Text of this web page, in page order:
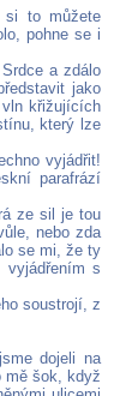
si to můžete
pohne se i
a zdálo
jako
křižujících
který lze
vyjádřit!
parafrází
ze sil je tou
nebo zda
se mi, že ty
vyjádřením s
soustrojí, z
dojeli na
mě šok, když